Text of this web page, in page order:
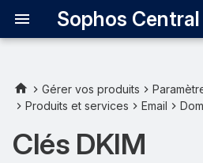
Sophos
Signature DKIM sortante
Ajouter une clé DKIM
Gérer vos produits
Produits et services
Email
Clés DKIM